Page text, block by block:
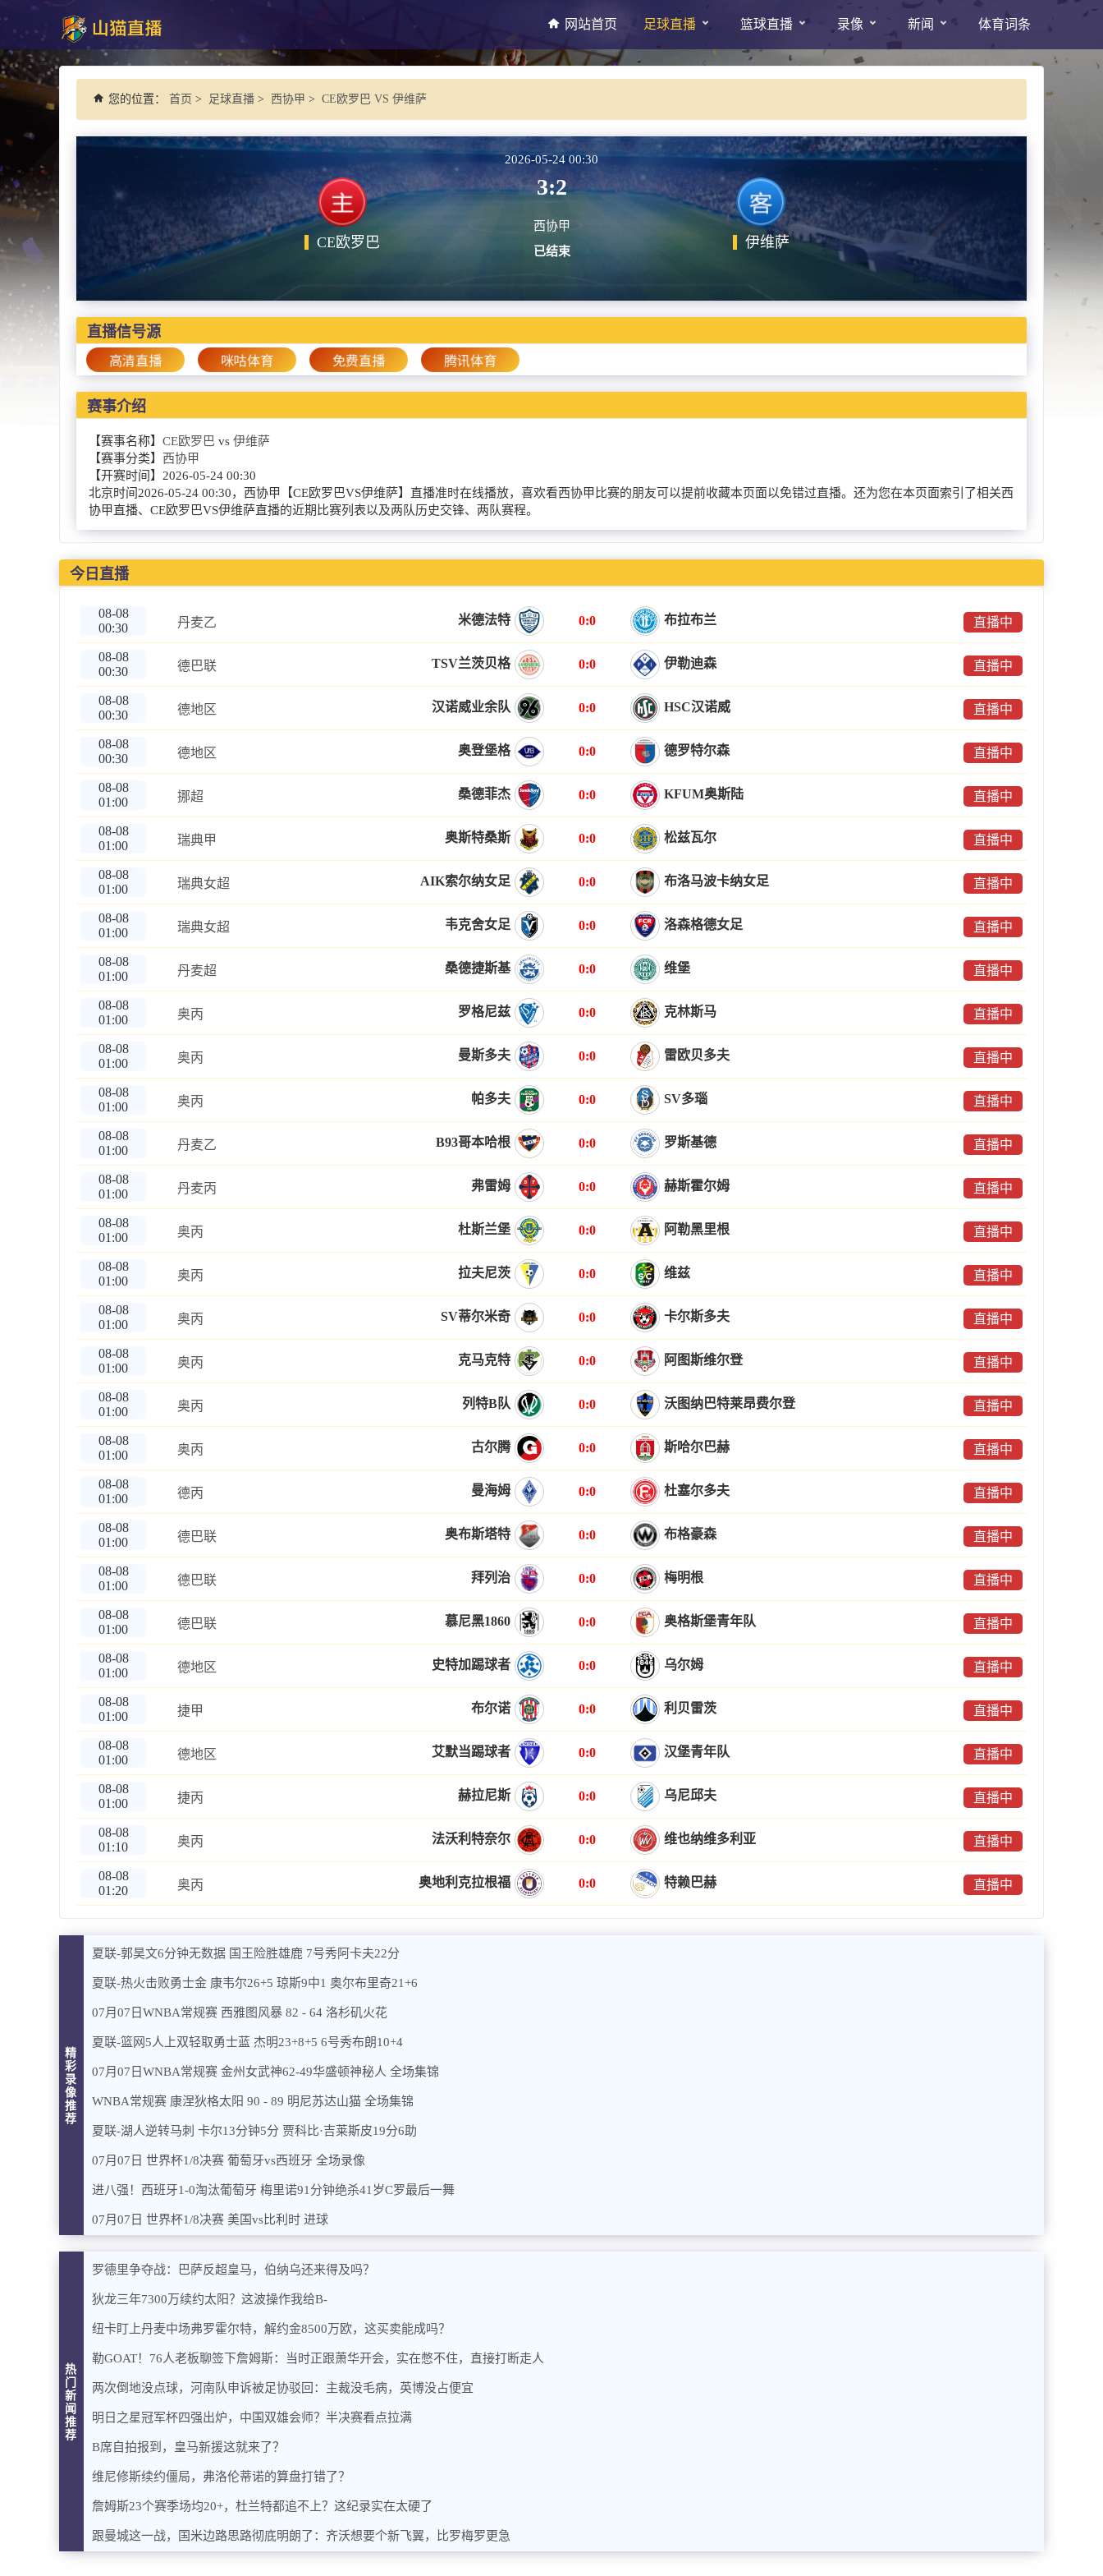
网站首页 足球直播 篮球直播 录像 新闻 体育词条
您的位置： 首页 > 足球直播 > 西协甲 > CE欧罗巴 VS 伊维萨
CE欧罗巴
2026-05-24 00:30
3:2
西协甲
已结束
伊维萨
直播信号源
高清直播 咪咕体育 免费直播 腾讯体育
赛事介绍
【赛事名称】 CE欧罗巴 vs 伊维萨
【赛事分类】 西协甲
【开赛时间】 2026-05-24 00:30
北京时间2026-05-24 00:30，西协甲【CE欧罗巴VS伊维萨】直播准时在线播放，喜欢看西协甲比赛的朋友可以提前收藏本页面以免错过直播。还为您在本页面索引了相关西
协甲直播、CE欧罗巴VS伊维萨直播的近期比赛列表以及两队历史交锋、两队赛程。
今日直播
08-08
00:30
丹麦乙 米德法特 0:0 布拉布兰 直播中
08-08
00:30
德巴联 TSV兰茨贝格 0:0 伊勒迪森 直播中
08-08
00:30
德地区 汉诺威业余队 0:0 HSC汉诺威 直播中
08-08
00:30
德地区 奥登堡格 0:0 德罗特尔森 直播中
08-08
01:00
挪超 桑德菲杰 0:0 KFUM奥斯陆 直播中
08-08
01:00
瑞典甲 奥斯特桑斯 0:0 松兹瓦尔 直播中
08-08
01:00
瑞典女超 AIK索尔纳女足 0:0 布洛马波卡纳女足 直播中
08-08
01:00
瑞典女超 韦克舍女足 0:0 洛森格德女足 直播中
08-08
01:00
丹麦超 桑德捷斯基 0:0 维堡 直播中
08-08
01:00
奥丙 罗格尼兹 0:0 克林斯马 直播中
08-08
01:00
奥丙 曼斯多夫 0:0 雷欧贝多夫 直播中
08-08
01:00
奥丙 帕多夫 0:0 SV多瑙 直播中
08-08
01:00
丹麦乙 B93哥本哈根 0:0 罗斯基德 直播中
08-08
01:00
丹麦丙 弗雷姆 0:0 赫斯霍尔姆 直播中
08-08
01:00
奥丙 杜斯兰堡 0:0 阿勒黑里根 直播中
08-08
01:00
奥丙 拉夫尼茨 0:0 维兹 直播中
08-08
01:00
奥丙 SV蒂尔米奇 0:0 卡尔斯多夫 直播中
08-08
01:00
奥丙 克马克特 0:0 阿图斯维尔登 直播中
08-08
01:00
奥丙 列特B队 0:0 沃图纳巴特莱昂费尔登 直播中
08-08
01:00
奥丙 古尔腾 0:0 斯哈尔巴赫 直播中
08-08
01:00
德丙 曼海姆 0:0 杜塞尔多夫 直播中
08-08
01:00
德巴联 奥布斯塔特 0:0 布格豪森 直播中
08-08
01:00
德巴联 拜列治 0:0 梅明根 直播中
08-08
01:00
德巴联 慕尼黑1860 0:0 奥格斯堡青年队 直播中
08-08
01:00
德地区 史特加踢球者 0:0 乌尔姆 直播中
08-08
01:00
捷甲 布尔诺 0:0 利贝雷茨 直播中
08-08
01:00
德地区 艾默当踢球者 0:0 汉堡青年队 直播中
08-08
01:00
捷丙 赫拉尼斯 0:0 乌尼邱夫 直播中
08-08
01:10
奥丙 法沃利特奈尔 0:0 维也纳维多利亚 直播中
08-08
01:20
奥丙 奥地利克拉根福 0:0 特赖巴赫 直播中
精
彩
录
像
推
荐
夏联-郭昊文6分钟无数据 国王险胜雄鹿 7号秀阿卡夫22分
夏联-热火击败勇士金 康韦尔26+5 琼斯9中1 奥尔布里奇21+6
07月07日WNBA常规赛 西雅图风暴 82 - 64 洛杉矶火花
夏联-篮网5人上双轻取勇士蓝 杰明23+8+5 6号秀布朗10+4
07月07日WNBA常规赛 金州女武神62-49华盛顿神秘人 全场集锦
WNBA常规赛 康涅狄格太阳 90 - 89 明尼苏达山猫 全场集锦
夏联-湖人逆转马刺 卡尔13分钟5分 贾科比·吉莱斯皮19分6助
07月07日 世界杯1/8决赛 葡萄牙vs西班牙 全场录像
进八强！西班牙1-0淘汰葡萄牙 梅里诺91分钟绝杀41岁C罗最后一舞
07月07日 世界杯1/8决赛 美国vs比利时 进球
热
门
新
闻
推
荐
罗德里争夺战：巴萨反超皇马，伯纳乌还来得及吗？
狄龙三年7300万续约太阳？这波操作我给B-
纽卡盯上丹麦中场弗罗霍尔特，解约金8500万欧，这买卖能成吗？
勒GOAT！76人老板聊签下詹姆斯：当时正跟萧华开会，实在憋不住，直接打断走人
两次倒地没点球，河南队申诉被足协驳回：主裁没毛病，英博没占便宜
明日之星冠军杯四强出炉，中国双雄会师？半决赛看点拉满
B席自拍报到，皇马新援这就来了？
维尼修斯续约僵局，弗洛伦蒂诺的算盘打错了？
詹姆斯23个赛季场均20+，杜兰特都追不上？这纪录实在太硬了
跟曼城这一战，国米边路思路彻底明朗了：齐沃想要个新飞翼，比罗梅罗更急